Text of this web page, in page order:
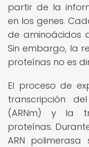
partir de la
en los genes.
de aminoácidos
Sin embargo, la
proteínas no es
El proceso de
transcripción
(ARNm) y la
proteínas.
ARN